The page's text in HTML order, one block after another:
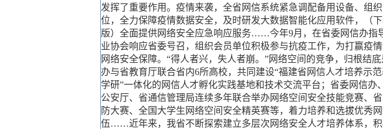
发挥了重要作用。疫情来袭，全省网信系统紧急调配备用设备、组
位，全力保障疫情数据安全，及时研发大数据智能化应用软件，（
版）全面提供网络安全应急响应服务……今年9月，在省委网信办指
业协会响应省委号召，组织会员单位积极参与抗疫工作，为打赢疫
网络安全保障。“得人者兴，失人者崩。”网络空间的竞争，归根结
办与省教育厅联合省内6所高校，共同建设“福建省网信人才培养示
学研”一体化的网信人才孵化实践基地和技术交流平台；省委网信办
公安厅、省通信管理局连续多年联合举办网络空间安全技能竞赛、
防大赛、全国大学生网络空间安全精英赛等，着力培养和选拔优秀
伍……近年来，我省不断探索建立多层次网络安全人才培养体系，